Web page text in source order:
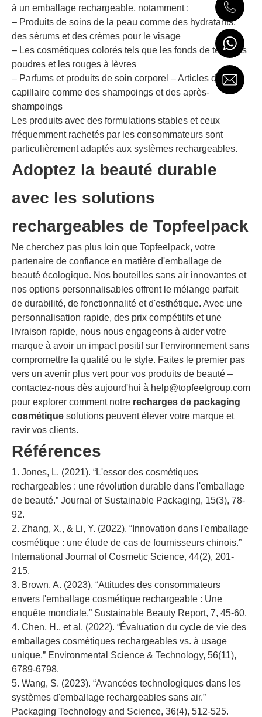
à un emballage rechargeable, notamment :
– Produits de soins de la peau comme des hydratants,
des sérums et des crèmes pour le visage
– Les cosmétiques colorés tels que les fonds de teint, les
poudres et les rouges à lèvres
– Parfums et produits de soin corporel – Articles de soin
capillaire comme des shampoings et des après-
shampoings
Les produits avec des formulations stables et ceux
fréquemment rachetés par les consommateurs sont
particulièrement adaptés aux systèmes rechargeables.
Adoptez la beauté durable
avec les solutions
rechargeables de Topfeelpack
Ne cherchez pas plus loin que Topfeelpack, votre
partenaire de confiance en matière d'emballage de
beauté écologique. Nos bouteilles sans air innovantes et
nos options personnalisables offrent le mélange parfait
de durabilité, de fonctionnalité et d'esthétique. Avec une
personnalisation rapide, des prix compétitifs et une
livraison rapide, nous nous engageons à aider votre
marque à avoir un impact positif sur l'environnement sans
compromettre la qualité ou le style. Faites le premier pas
vers un avenir plus vert pour vos produits de beauté –
contactez-nous dès aujourd'hui à help@topfeelgroup.com
pour explorer comment notre recharges de packaging
cosmétique solutions peuvent élever votre marque et
ravir vos clients.
Références
1. Jones, L. (2021). “L'essor des cosmétiques
rechargeables : une révolution durable dans l'emballage
de beauté.” Journal of Sustainable Packaging, 15(3), 78-
92.
2. Zhang, X., & Li, Y. (2022). “Innovation dans l'emballage
cosmétique : une étude de cas de fournisseurs chinois.”
International Journal of Cosmetic Science, 44(2), 201-
215.
3. Brown, A. (2023). “Attitudes des consommateurs
envers l'emballage cosmétique rechargeable : Une
enquête mondiale.” Sustainable Beauty Report, 7, 45-60.
4. Chen, H., et al. (2022). “Évaluation du cycle de vie des
emballages cosmétiques rechargeables vs. à usage
unique.” Environmental Science & Technology, 56(11),
6789-6798.
5. Wang, S. (2023). “Avancées technologiques dans les
systèmes d'emballage rechargeables sans air.”
Packaging Technology and Science, 36(4), 512-525.